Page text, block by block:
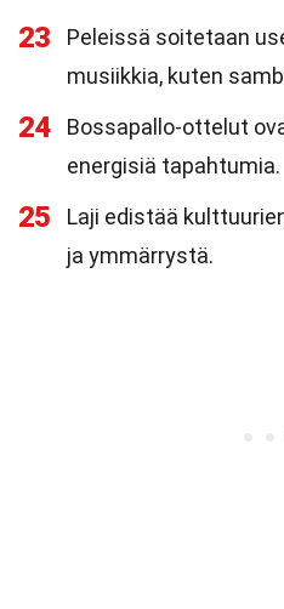
23
Peleissä soitetaan
musiikkia, kuten
24
Bossapallo-ottelut
energisiä tapahtumia.
25
Laji edistää
ja ymmärrystä.